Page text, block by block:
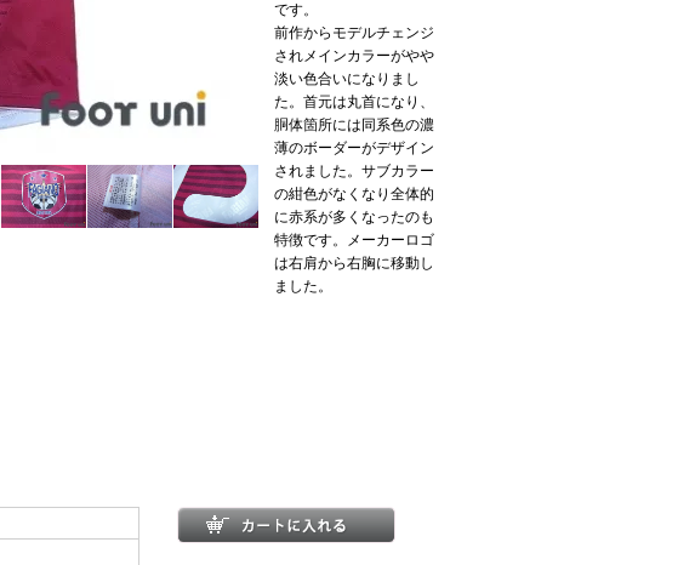
です。
前作からモデルチェンジ
されメインカラーがやや
淡い色合いになりまし
た。首元は丸首になり、
胴体箇所には同系色の濃
薄のボーダーがデザイン
されました。サブカラー
の紺色がなくなり全体的
に赤系が多くなったのも
特徴です。メーカーロゴ
は右肩から右胸に移動し
ました。